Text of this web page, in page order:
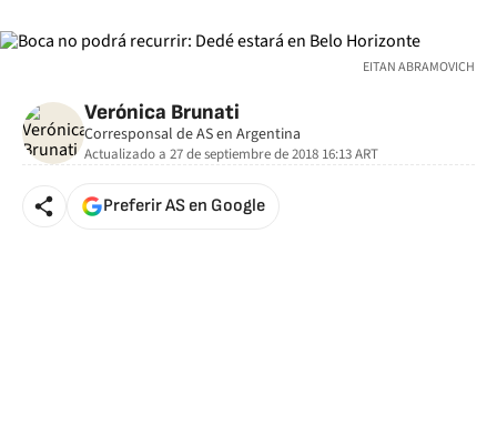
EITAN ABRAMOVICH
Verónica Brunati
Corresponsal de AS en Argentina
Actualizado a 27 de septiembre de 2018 16:13ART
Preferir AS en Google